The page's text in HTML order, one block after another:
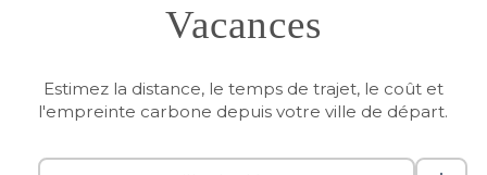
Vacances
Estimez la distance, le temps de trajet, le coût et
l'empreinte carbone depuis votre ville de départ.